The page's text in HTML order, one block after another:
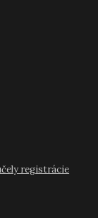
registrácie